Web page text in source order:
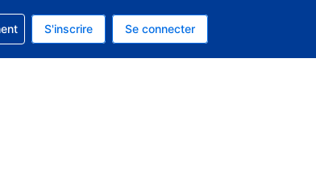
est celle-ci : EUR.
actuelle est celle-ci : Français.
votre réservation
S'inscrire Se connecter